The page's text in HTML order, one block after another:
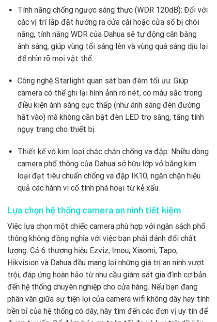
Tính năng chống ngược sáng thực (WDR 120dB): Đối với
các vị trí lắp đặt hướng ra cửa cái hoặc cửa sổ bị chói
nắng, tính năng WDR của Dahua sẽ tự động cân bằng
ánh sáng, giúp vùng tối sáng lên và vùng quá sáng dịu lại
để nhìn rõ mọi vật thể.
Công nghệ Starlight quan sát ban đêm tối ưu: Giúp
camera có thể ghi lại hình ảnh rõ nét, có màu sắc trong
điều kiện ánh sáng cực thấp (như ánh sáng đèn đường
hắt vào) mà không cần bật đèn LED trợ sáng, tăng tính
ngụy trang cho thiết bị.
Thiết kế vỏ kim loại chắc chắn chống va đập: Nhiều dòng
camera phổ thông của Dahua sở hữu lớp vỏ bằng kim
loại đạt tiêu chuẩn chống va đập IK10, ngăn chặn hiệu
quả các hành vi cố tình phá hoại từ kẻ xấu.
Lựa chọn hệ thống camera an ninh tiết kiệm
Việc lựa chọn một chiếc camera phù hợp với ngân sách phổ
thông không đồng nghĩa với việc bạn phải đánh đổi chất
lượng. Cả 6 thương hiệu Ezviz, Imou, Xiaomi, Tapo,
Hikvision và Dahua đều mang lại những giá trị an ninh vượt
trội, đáp ứng hoàn hảo từ nhu cầu giám sát gia đình cơ bản
đến hệ thống chuyên nghiệp cho cửa hàng. Nếu bạn đang
phân vân giữa sự tiện lợi của camera wifi không dây hay tính
bền bỉ của hệ thống có dây, hãy tìm đến các đơn vị uy tín để